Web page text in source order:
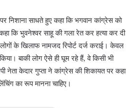
निशाना साधते हुए कहा कि भगवान कांग्रेस को
कि भुवनेश्वर साहू की गला रेत कर हत्या कर दी
के खिलाफ नामजद रिपोर्ट दर्ज कराई। केवल
बाकी लोग ऐसे ही घूम रहे हैं, वे किसी भी
नेता केदार गुप्ता ने कांग्रेस की शिकायत पर कहा
का रूप मानना चाहिए।